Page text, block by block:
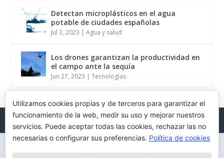
Detectan microplásticos en el agua
potable de ciudades españolas
Jul 3, 2023 |Agua y salud
Los drones garantizan la productividad en
el campo ante la sequía
Jun 27, 2023 |Tecnologías
Diseñado porElegant Themes| Desarrollado porWordPress
Utilizamos cookies propias y de terceros para garantizar el
funcionamiento de la web, medir su uso y mejorar nuestros
servicios. Puede aceptar todas las cookies, rechazar las no
necesarias o configurar sus preferencias. Política de cookies